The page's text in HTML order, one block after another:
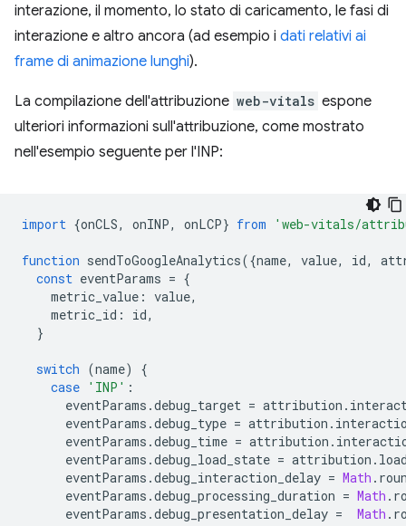
interazione, il momento, lo stato di caricamento, le fasi di
interazione e altro ancora (ad esempio i dati relativi ai
frame di animazione lunghi).
La compilazione dell'attribuzione web-vitals espone
ulteriori informazioni sull'attribuzione, come mostrato
nell'esempio seguente per l'INP:
import {onCLS, onINP, onLCP} from 'web-vitals/
function sendToGoogleAnalytics({name, value, id,
const eventParams = {
metric_value : value,
metric_id : id,
}
switch (name)
{
case 'INP' :
eventParams .debug_target = attribution .
eventParams .debug_type = attribution .
eventParams .debug_time = attribution .
eventParams .debug_load_state = attribution .
eventParams .debug_interaction_delay = Math .
eventParams .debug_processing_duration = Math .
eventParams .debug_presentation_delay = Math .